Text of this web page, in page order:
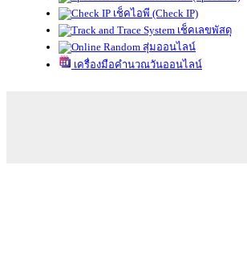
เช็คไอพี (Check IP)
เช็คเลขพัสดุ
สุ่มออนไลน์
เครื่องมือคำนวณวันออนไลน์